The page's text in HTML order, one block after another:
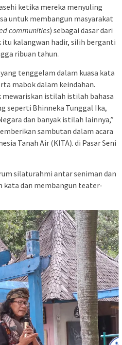
ketika mereka menyuling
untuk membangun masyarakat
communities) sebagai dasar dari
itu kalangwan hadir, silih berganti
ribuan tahun.
tenggelam dalam kuasa kata
mabok dalam keindahan.
mewariskan istilah istilah bahasa
seperti Bhinneka Tunggal Ika,
dan banyak istilah lainnya,”
sambutan dalam acara
Tanah Air (KITA). di Pasar Seni
silaturahmi antar seniman dan
kata dan membangun teater-